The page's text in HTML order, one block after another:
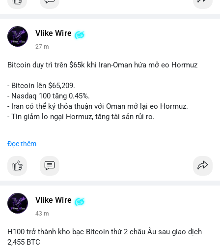
Vlike Wire
27 m
Bitcoin duy trì trên $65k khi Iran-Oman hứa mở eo Hormuz
- Bitcoin lên $65,209.
- Nasdaq 100 tăng 0.45%.
- Iran có thể ký thỏa thuận với Oman mở lại eo Hormuz.
- Tin giảm lo ngại Hormuz, tăng tài sản rủi ro.
📰 Nguồn: CoinDesk
Đọc thêm
Vlike Wire
43 m
H100 trở thành kho bạc Bitcoin thứ 2 châu Âu sau giao dịch
2,455 BTC